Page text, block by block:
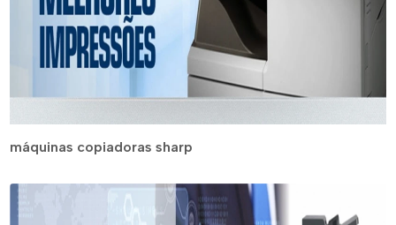
máquinas copiadoras sharp